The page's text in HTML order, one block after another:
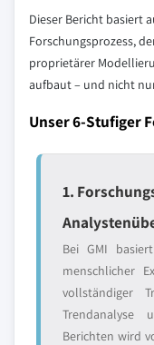
Dieser Bericht basiert
Forschungsprozess,
proprietärer
aufbaut – und nicht
Unser 6-Stufiger
1.
Bei GMI
menschlicher
vollständiger
Berichten wird